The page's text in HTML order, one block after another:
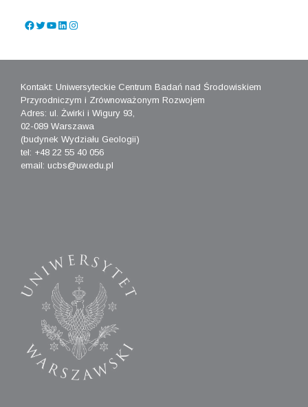
Facebook
Twitter
YouTube
LinkedIn
Instagram
Kontakt: Uniwersyteckie Centrum Badań nad Środowiskiem
Przyrodniczym i Zrównoważonym Rozwojem
Adres: ul. Żwirki i Wigury 93,
02-089 Warszawa
(budynek Wydziału Geologii)
tel: +48 22 55 40 056
email: ucbs@uw.edu.pl